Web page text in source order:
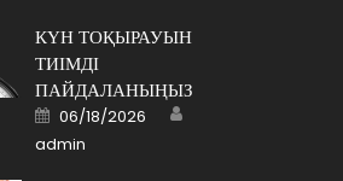
КҮН ТОҚЫРАУЫН
ТИІМДІ
ПАЙДАЛАНЫҢЫЗ
Posted
on
06/18/2026
admin